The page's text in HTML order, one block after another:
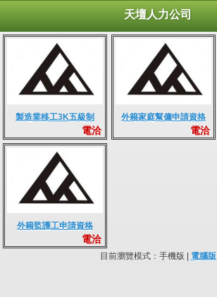
天壇人力公司
製造業移工3K五級制
電洽
外籍家庭幫傭申請資格
電洽
外籍監護工申請資格
電洽
目前瀏覽模式：手機版 | 電腦版